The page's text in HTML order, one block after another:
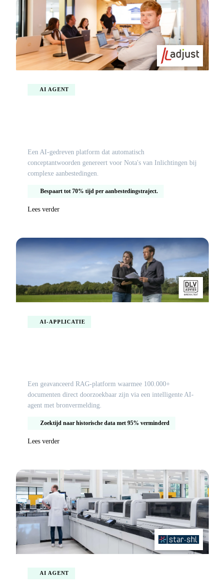
AI AGENT
Een AI-gedreven platform dat automatisch
conceptantwoorden genereert voor Nota's van Inlichtingen bij
complexe aanbestedingen.
Bespaart tot 70% tijd per aanbestedingstraject.
Lees verder
AI-APPLICATIE
Een geavanceerd RAG-platform waarmee 100.000+
documenten direct doorzoekbaar zijn via een intelligente AI-
agent met bronvermelding.
Zoektijd naar historische data met 95% verminderd
Lees verder
AI AGENT